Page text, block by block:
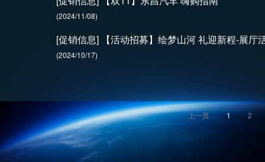
(2024/11/08)
[促销信息] 【活动招募】绘梦山河 礼迎新程-展厅
(2024/10/17)
上一页 1 2